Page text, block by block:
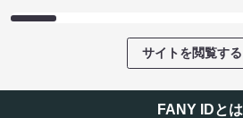
サイトを閲覧する
FANY IDとは